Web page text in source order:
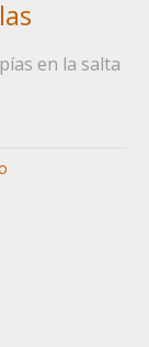
en la salta